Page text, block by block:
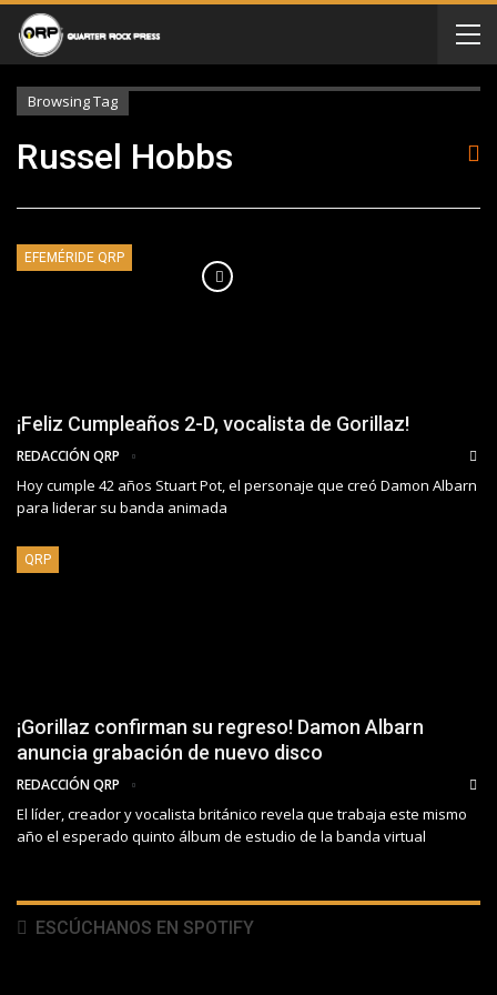
Browsing Tag
Russel Hobbs
EFEMÉRIDE QRP
¡Feliz Cumpleaños 2-D, vocalista de Gorillaz!
REDACCIÓN QRP
Hoy cumple 42 años Stuart Pot, el personaje que creó Damon Albarn
para liderar su banda animada
QRP
¡Gorillaz confirman su regreso! Damon Albarn
anuncia grabación de nuevo disco
REDACCIÓN QRP
El líder, creador y vocalista británico revela que trabaja este mismo
año el esperado quinto álbum de estudio de la banda virtual
ESCÚCHANOS EN SPOTIFY